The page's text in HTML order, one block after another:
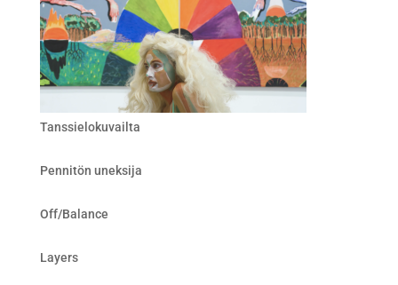
Tanssielokuvailta
Pennitön uneksija
Off/Balance
Layers